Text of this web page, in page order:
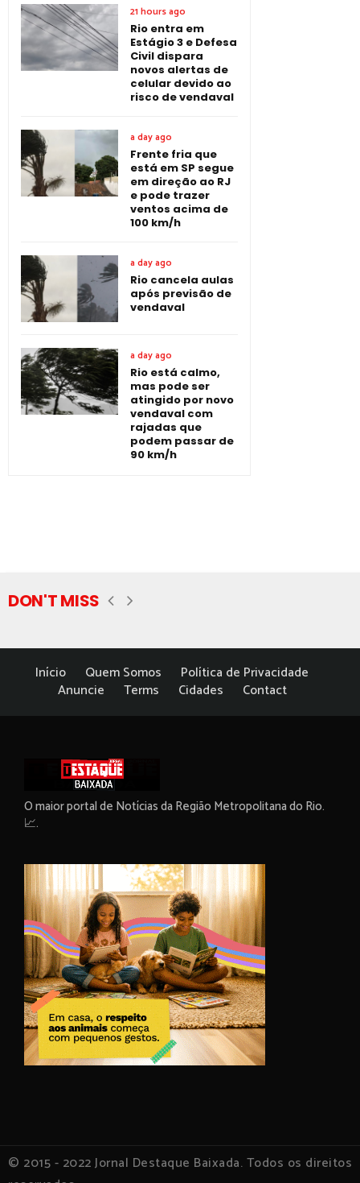
21 hours ago
Rio entra em
Estágio 3 e Defesa
Civil dispara
novos alertas de
celular devido ao
risco de vendaval
a day ago
Frente fria que
está em SP segue
em direção ao RJ
e pode trazer
ventos acima de
100 km/h
a day ago
Rio cancela aulas
após previsão de
vendaval
a day ago
Rio está calmo,
mas pode ser
atingido por novo
vendaval com
rajadas que
podem passar de
90 km/h
DON'T MISS
Início Quem Somos
Política de Privacidade
Anuncie
Terms Cidades Contact
O maior portal de Notícias da Região Metropolitana do Rio.
📈.
© 2015 - 2022 Jornal Destaque Baixada. Todos os direitos